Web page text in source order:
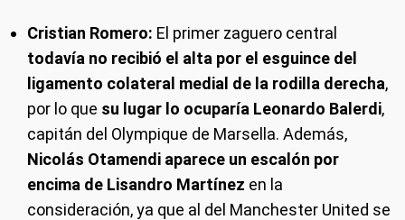
Cristian Romero: El primer zaguero central
todavía no recibió el alta por el esguince del
ligamento colateral medial de la rodilla derecha,
por lo que su lugar lo ocuparía Leonardo Balerdi,
capitán del Olympique de Marsella. Además,
Nicolás Otamendi aparece un escalón por
encima de Lisandro Martínez en la
consideración, ya que al del Manchester United se